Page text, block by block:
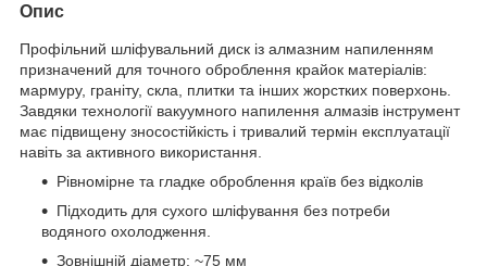
Опис
Профільний шліфувальний диск із алмазним напиленням
призначений для точного оброблення крайок матеріалів:
мармуру, граніту, скла, плитки та інших жорстких поверхонь.
Завдяки технології вакуумного напилення алмазів інструмент
має підвищену зносостійкість і тривалий термін експлуатації
навіть за активного використання.
Рівномірне та гладке оброблення країв без відколів
Підходить для сухого шліфування без потреби
водяного охолодження.
Зовнішній діаметр: ~75 мм